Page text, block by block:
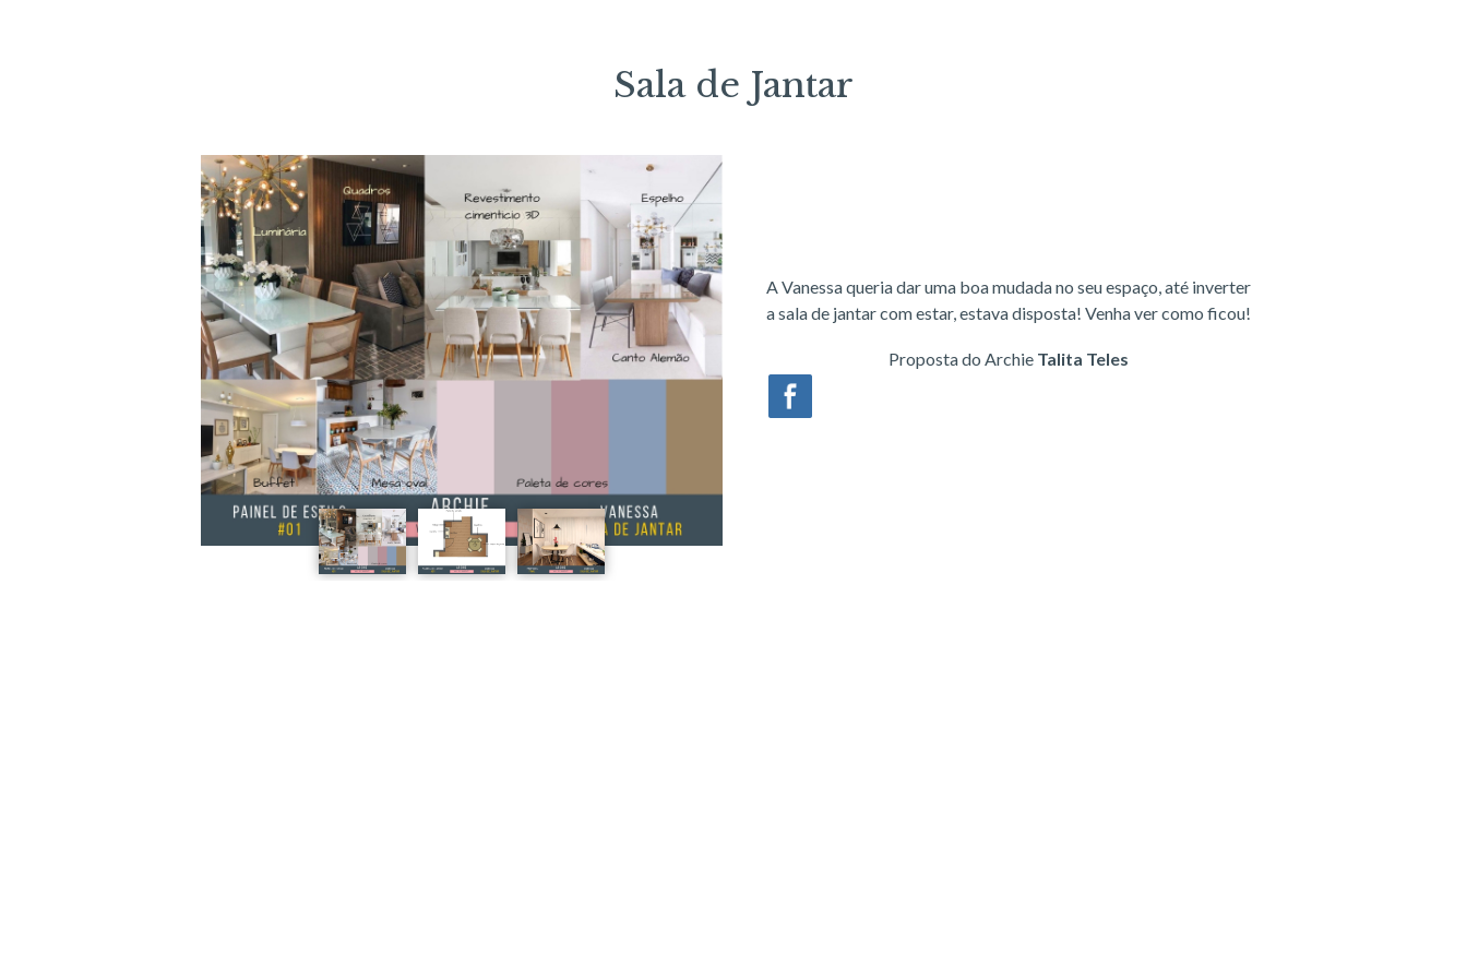
Sala de Jantar
A Vanessa queria dar uma boa mudada no seu espaço, até inverter
a sala de jantar com estar, estava disposta! Venha ver como ficou!
Proposta do Archie Talita Teles